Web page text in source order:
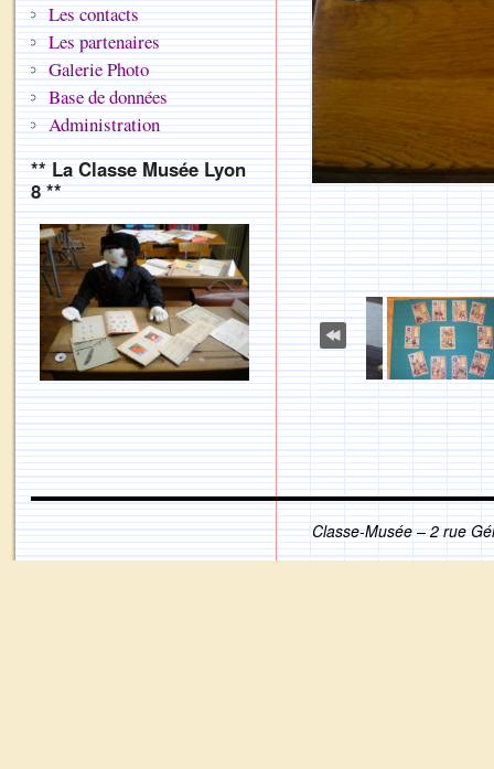
Les contacts
Les partenaires
Galerie Photo
Base de données
Administration
** La Classe Musée Lyon
8 **
Classe-Musée – 2 rue